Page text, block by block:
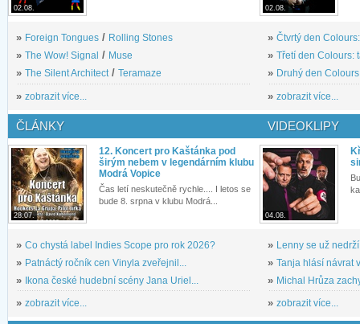
02.08.
» Foreign Tongues / Rolling Stones
» The Wow! Signal / Muse
» The Silent Architect/ Teramaze
» zobrazit více...
02.08.
» Čtvrtý den
» Třetí den Colours:
» Druhý den
» zobrazit více...
ČLÁNKY
28.07.
12. Koncert pro Kaštánka pod
širým nebem v legendárním klubu
Modrá Vopice
Čas letí neskutečně rychle.... I letos se
bude 8. srpna v klubu Modrá...
» Co chystá label Indies Scope pro rok 2026?
» Patnáctý ročník cen Vinyla zveřejnil...
» Ikona české hudební scény Jana Uriel...
» zobrazit více...
VIDEOKLIPY
04.08.
» Lenny se už
» Tanja hlásí návrat
» Michal Hrůza
» zobrazit více...